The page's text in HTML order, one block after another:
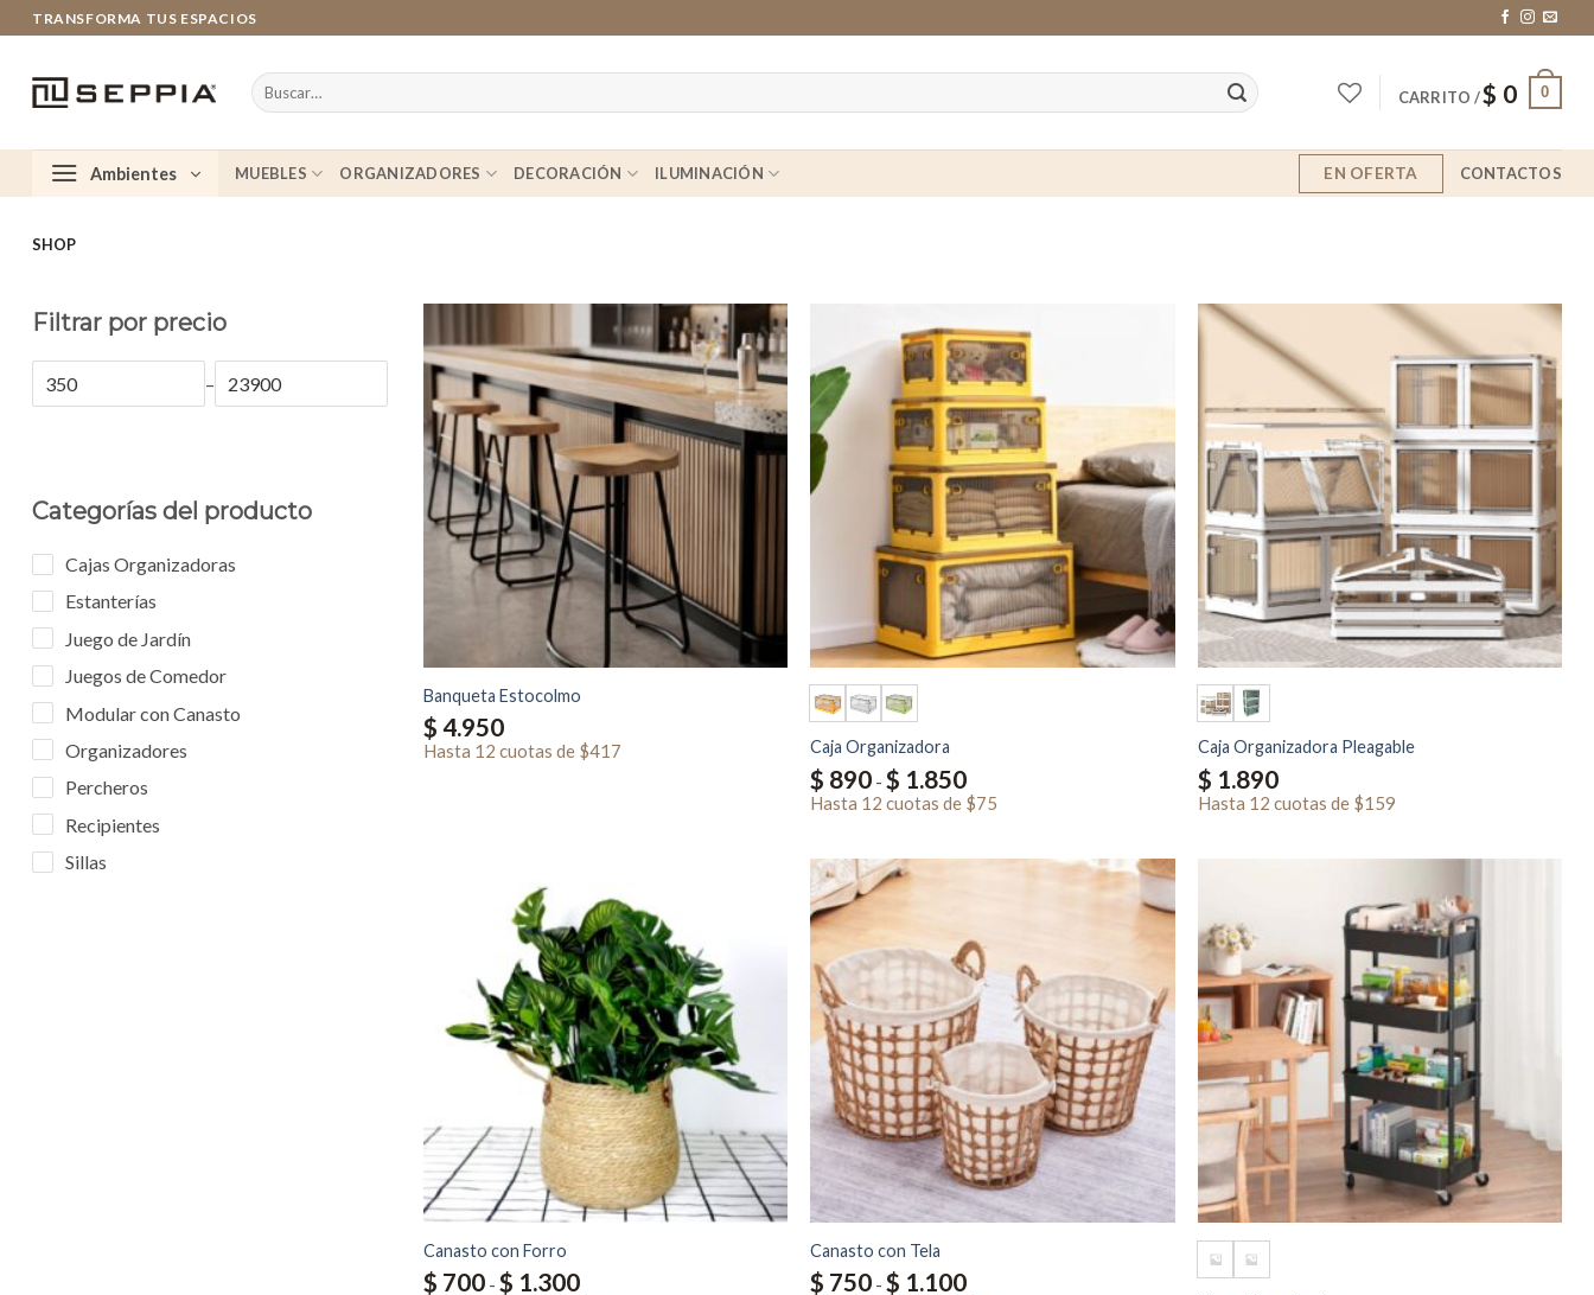
Saltar
al
contenido
TRANSFORMA TUS ESPACIOS
Buscar
por:
CARRITO /$ 0 0
Ambientes MUEBLES ORGANIZADORES DECORACIÓN ILUMINACIÓN EN OFERTA CONTACTOS
SHOP
Filtrar por precio
–
Categorías del producto
Cajas Organizadoras
Estanterías
Juego de Jardín
Juegos de Comedor
Modular con Canasto
Organizadores
Percheros
Recipientes
Sillas
Banqueta Estocolmo
$ 4.950
Hasta 12 cuotas de $417 Caja Organizadora
$ 890 - $ 1.850de
precios:
desde
Hasta 12 cuotas de $75
Caja Organizadora Pleagable
$ 1.890
Hasta 12 cuotas de $159
Canasto con Forro
$ 700 - $ 1.300Rango
de
Canasto con Tela
$ 750 - $ 1.100Rango
de